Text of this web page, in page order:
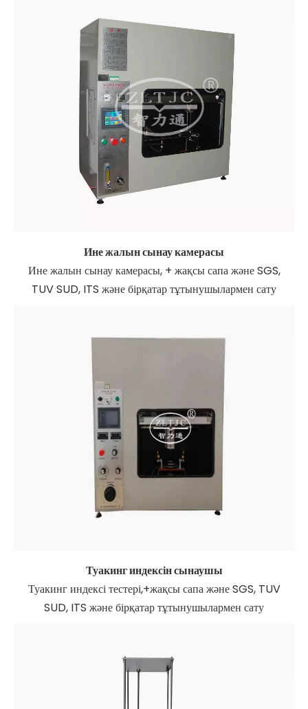
Ине жалын сынау камерасы
Ине жалын сынау камерасы, + жақсы сапа және SGS,
TUV SUD, ITS және бірқатар тұтынушылармен сату
Туакинг индексін сынаушы
Туакинг индексі тестері,+жақсы сапа және SGS, TUV
SUD, ITS және бірқатар тұтынушылармен сату